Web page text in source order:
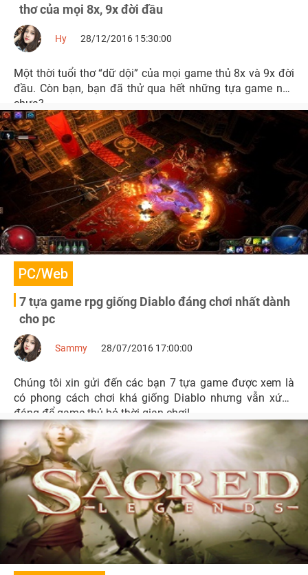
thơ của mọi 8x, 9x đời đầu
Hy 28/12/2016 15:30:00
Một thời tuổi thơ “dữ dội” của mọi game thủ 8x và 9x đời
đầu. Còn bạn, bạn đã thử qua hết những tựa game này
chưa?
PC/Web
7 tựa game rpg giống Diablo đáng chơi nhất dành
cho pc
Sammy 28/07/2016 17:00:00
Chúng tôi xin gửi đến các bạn 7 tựa game được xem là
có phong cách chơi khá giống Diablo nhưng vẫn xứng
đáng để game thủ bỏ thời gian chơi!